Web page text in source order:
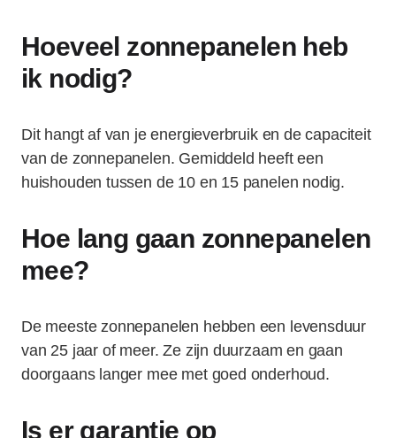
Hoeveel zonnepanelen heb
ik nodig?
Dit hangt af van je energieverbruik en de capaciteit
van de zonnepanelen. Gemiddeld heeft een
huishouden tussen de 10 en 15 panelen nodig.
Hoe lang gaan zonnepanelen
mee?
De meeste zonnepanelen hebben een levensduur
van 25 jaar of meer. Ze zijn duurzaam en gaan
doorgaans langer mee met goed onderhoud.
Is er garantie op